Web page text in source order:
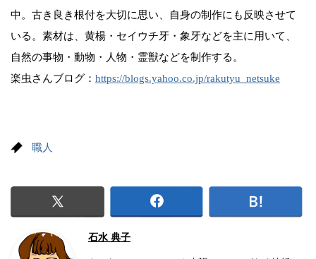
中。古き良き根付を大切に思い、自身の制作にも反映させて
いる。素材は、黄楊・セイウチ牙・象牙などを主に用いて、
自然の事物・動物・人物・霊獣などを制作する。
楽虫さんブログ： https://blogs.yahoo.co.jp/rakutyu_netsuke
職人
石水 典子